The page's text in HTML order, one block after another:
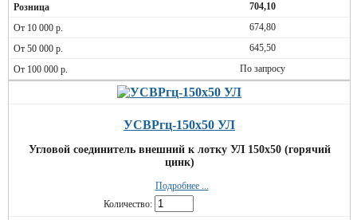
704,10
674,80
645,50
По запросу
УСВРгц-150х50 УЛ
Угловой соединитель внешний к лотку УЛ 150х50 (горячий
цинк)
Подробнее ...
Количество: